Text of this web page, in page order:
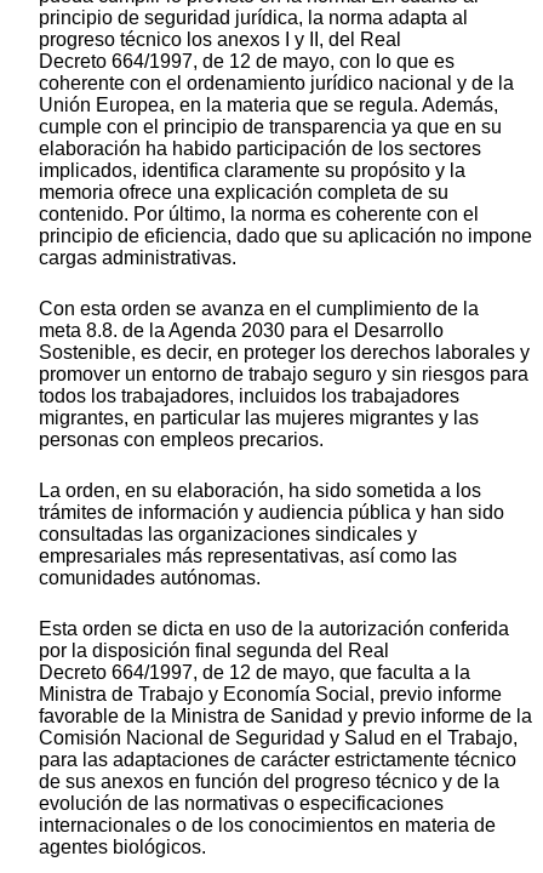
principio de seguridad jurídica, la norma adapta al
progreso técnico los anexos I y II, del Real
Decreto 664/1997, de 12 de mayo, con lo que es
coherente con el ordenamiento jurídico nacional y de la
Unión Europea, en la materia que se regula. Además,
cumple con el principio de transparencia ya que en su
elaboración ha habido participación de los sectores
implicados, identifica claramente su propósito y la
memoria ofrece una explicación completa de su
contenido. Por último, la norma es coherente con el
principio de eficiencia, dado que su aplicación no impone
cargas administrativas.
Con esta orden se avanza en el cumplimiento de la
meta 8.8. de la Agenda 2030 para el Desarrollo
Sostenible, es decir, en proteger los derechos laborales y
promover un entorno de trabajo seguro y sin riesgos para
todos los trabajadores, incluidos los trabajadores
migrantes, en particular las mujeres migrantes y las
personas con empleos precarios.
La orden, en su elaboración, ha sido sometida a los
trámites de información y audiencia pública y han sido
consultadas las organizaciones sindicales y
empresariales más representativas, así como las
comunidades autónomas.
Esta orden se dicta en uso de la autorización conferida
por la disposición final segunda del Real
Decreto 664/1997, de 12 de mayo, que faculta a la
Ministra de Trabajo y Economía Social, previo informe
favorable de la Ministra de Sanidad y previo informe de la
Comisión Nacional de Seguridad y Salud en el Trabajo,
para las adaptaciones de carácter estrictamente técnico
de sus anexos en función del progreso técnico y de la
evolución de las normativas o especificaciones
internacionales o de los conocimientos en materia de
agentes biológicos.